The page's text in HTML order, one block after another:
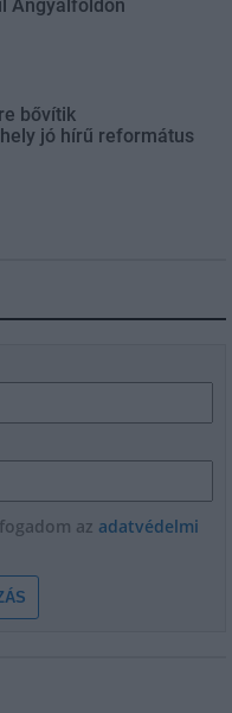
Angyalföldön
bővítik
jó hírű református
az adatvédelmi